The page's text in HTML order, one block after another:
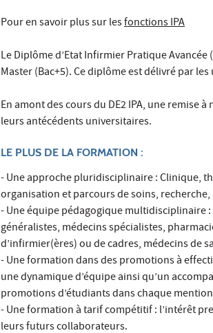
Pour en savoir plus sur lesfonctions IPA
Le Diplôme d’Etat Infirmier Pratique
Master (Bac+5). Ce diplôme est délivré par
En amont des cours du DE2 IPA, une remise
leurs antécédents universitaires.
LE PLUS DE LA FORMATION :
- Une approche pluridisciplinaire : Clinique,
organisation et parcours de soins, recherche,
- Une équipe pédagogique multidisciplinaire
généralistes, médecins spécialistes,
d’infirmier(ères) ou de cadres, médecins de
- Une formation dans des promotions à
une dynamique d’équipe ainsi qu’un
promotions d’étudiants dans chaque
- Une formation à tarif compétitif : l’intérêt
leurs futurs collaborateurs.